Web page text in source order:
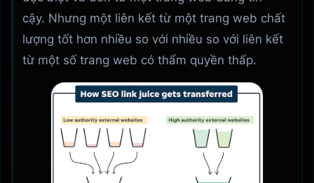
cậy. Nhưng một liên kết từ một trang web chất
lượng tốt hơn nhiều so với nhiều so với liên kết
từ một số trang web có thẩm quyền thấp.